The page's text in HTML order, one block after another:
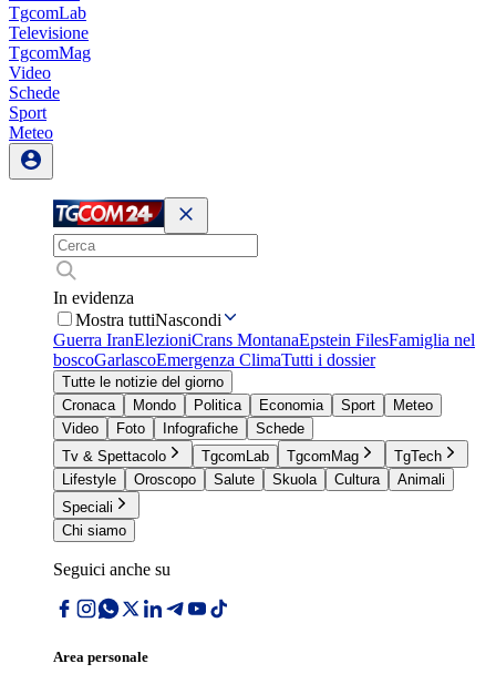
TgcomLab
Televisione
TgcomMag
Video
Schede
Sport
Meteo
In evidenza
Mostra tuttiNascondi
Guerra IranElezioniCrans MontanaEpstein FilesFamiglia nel
boscoGarlascoEmergenza ClimaTutti i dossier
Tutte le notizie del giorno
Cronaca
Mondo Politica Economia Sport
Meteo
Video
Foto Infografiche
Schede
Tv & Spettacolo
TgcomLab TgcomMag
TgTech
Lifestyle
Oroscopo Salute Skuola Cultura
Animali
Speciali
Chi siamo
Seguici anche su
Area personale